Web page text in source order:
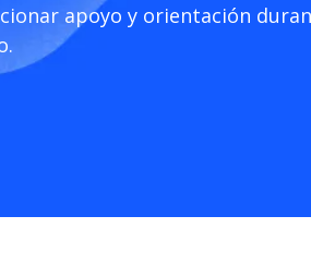
apoyo y orientación